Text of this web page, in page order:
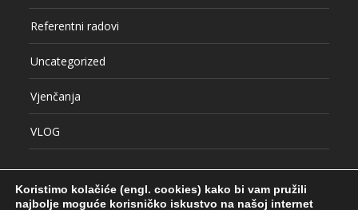
Referentni radovi
Uncategorized
Vjenčanja
VLOG
Koristimo kolačiće (engl. cookies) kako bi vam pružili
najbolje moguće korisničko iskustvo na našoj internet